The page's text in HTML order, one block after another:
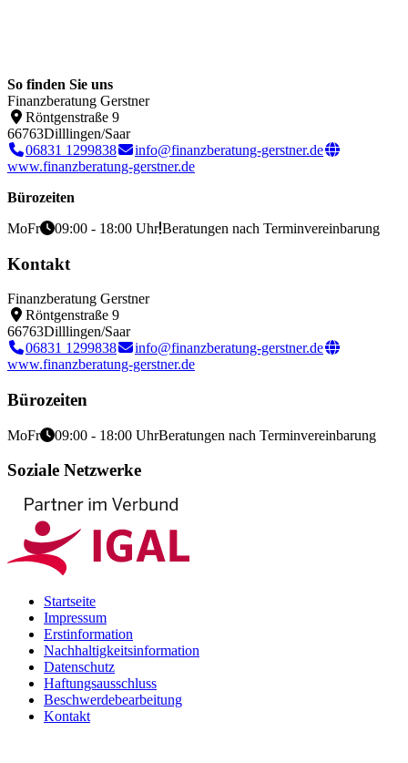
So finden Sie uns
Finanzberatung Gerstner
Röntgenstraße 9
66763Dilllingen/Saar
06831 1299838
info@finanzberatung-gerstner.de
www.finanzberatung-gerstner.de
Bürozeiten
MoFr 09:00 - 18:00 Uhr Beratungen nach Terminvereinbarung
Kontakt
Finanzberatung Gerstner
Röntgenstraße 9
66763Dilllingen/Saar
06831 1299838
info@finanzberatung-gerstner.de
www.finanzberatung-gerstner.de
Bürozeiten
MoFr 09:00 - 18:00 UhrBeratungen nach Terminvereinbarung
Soziale Netzwerke
Startseite
Impressum
Erstinformation
Nachhaltigkeitsinformation
Datenschutz
Haftungsausschluss
Beschwerdebearbeitung
Kontakt